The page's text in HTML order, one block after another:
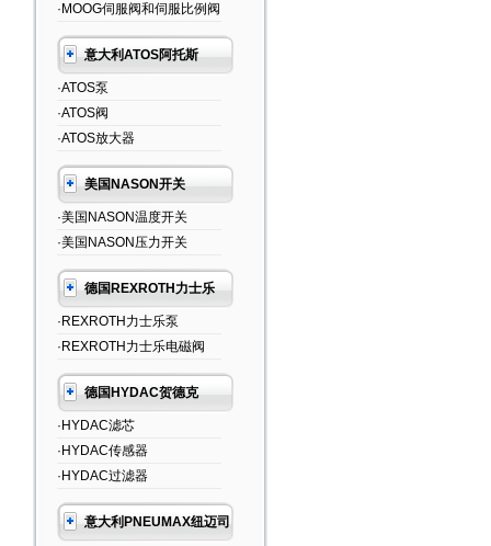
·MOOG伺服阀和伺服比例阀
意大利ATOS阿托斯
·ATOS泵
·ATOS阀
·ATOS放大器
美国NASON开关
·美国NASON温度开关
·美国NASON压力开关
德国REXROTH力士乐
·REXROTH力士乐泵
·REXROTH力士乐电磁阀
德国HYDAC贺德克
·HYDAC滤芯
·HYDAC传感器
·HYDAC过滤器
意大利PNEUMAX纽迈司